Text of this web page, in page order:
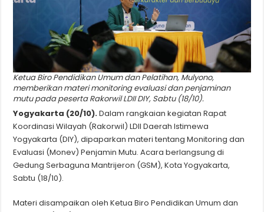
Ketua Biro Pendidikan Umum dan Pelatihan, Mulyono,
memberikan materi monitoring evaluasi dan penjaminan
mutu pada peserta Rakorwil LDII DIY, Sabtu (18/10).
Yogyakarta (20/10).Dalam rangkaian kegiatan Rapat
Koordinasi Wilayah (Rakorwil) LDII Daerah Istimewa
Yogyakarta (DIY), dipaparkan materi tentangMonitoring dan
Evaluasi (Monev) Penjamin Mutu. Acara berlangsungdi
Gedung Serbaguna Mantrijeron (GSM), Kota Yogyakarta,
Sabtu (18/10).
Materi disampaikan oleh Ketua Biro Pendidikan Umum dan